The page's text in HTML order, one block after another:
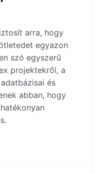
arra, hogy
egyazon
szó egyszerű
projektekről, a
és
abban, hogy